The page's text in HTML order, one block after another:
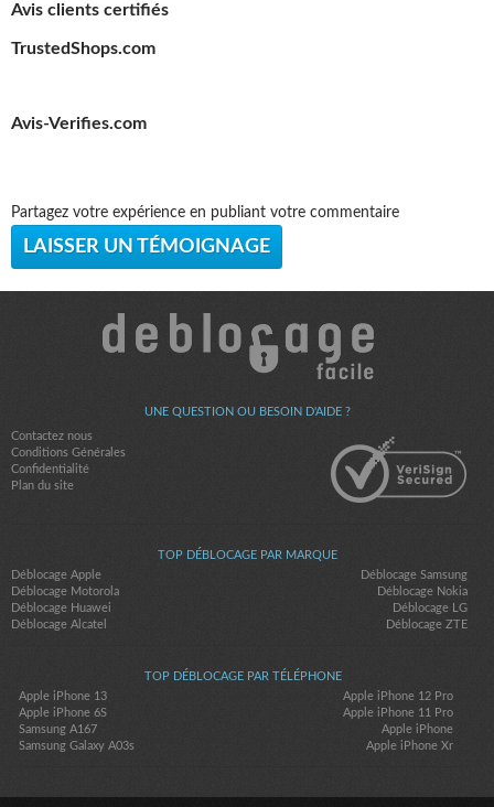
Avis clients certifiés
TrustedShops.com
Avis-Verifies.com
Partagez votre expérience en publiant votre commentaire
LAISSER UN TÉMOIGNAGE
UNE QUESTION OU BESOIN D'AIDE ?
Contactez nous
Conditions Générales
Confidentialité
Plan du site
TOP DÉBLOCAGE PAR MARQUE
Déblocage Apple
Déblocage Samsung
Déblocage Motorola
Déblocage Nokia
Déblocage Huawei
Déblocage LG
Déblocage Alcatel
Déblocage ZTE
TOP DÉBLOCAGE PAR TÉLÉPHONE
Apple iPhone 13
Apple iPhone 12 Pro
Apple iPhone 6S
Apple iPhone 11 Pro
Samsung A167
Apple iPhone
Samsung Galaxy A03s
Apple iPhone Xr